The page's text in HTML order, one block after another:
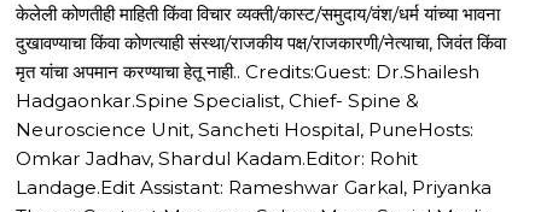
केलेली कोणतीही माहिती किंवा विचार व्यक्ती/कास्ट/समुदाय/वंश/धर्म यांच्या भावना
दुखावण्याचा किंवा कोणत्याही संस्था/राजकीय पक्ष/राजकारणी/नेत्याचा, जिवंत किंवा
मृत यांचा अपमान करण्याचा हेतू नाही.. Credits:Guest: Dr.Shailesh
Hadgaonkar.Spine Specialist, Chief- Spine &
Neuroscience Unit, Sancheti Hospital, PuneHosts:
Omkar Jadhav, Shardul Kadam.Editor: Rohit
Landage.Edit Assistant: Rameshwar Garkal, Priyanka